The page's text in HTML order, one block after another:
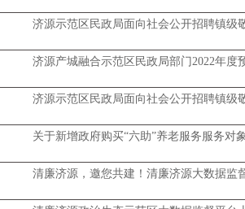
济源示范区民政局面向社会公开招聘镇级
济源产城融合示范区民政局部门2022年度
济源示范区民政局面向社会公开招聘镇级
关于新增政府购买“六助”养老服务服务对
清廉济源，邀您共建！清廉济源大数据监